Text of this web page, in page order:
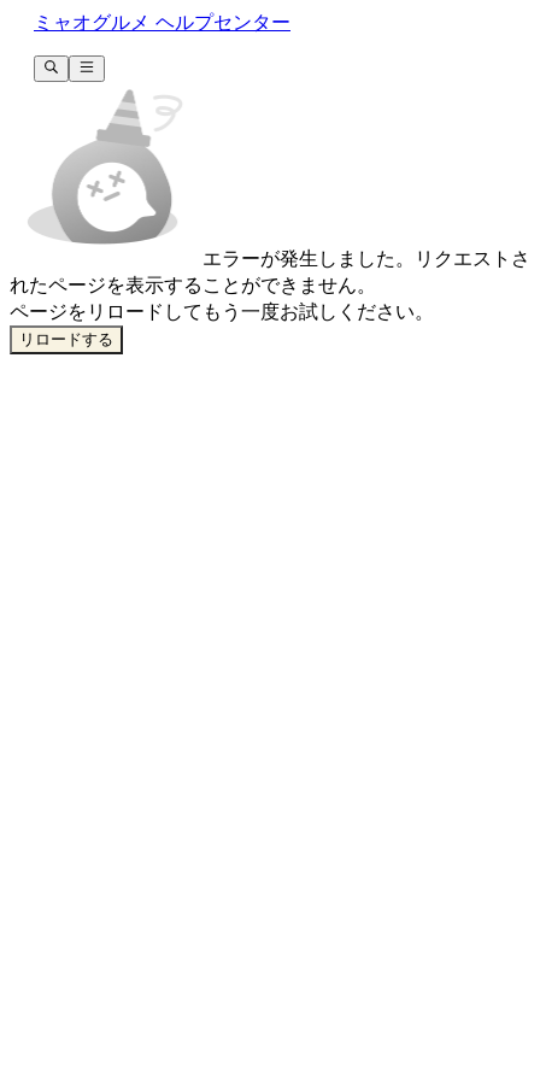
ミャオグルメ ヘルプセンター
エラーが発生しました。
リクエストさ
れたページを表示することができません。
ページをリロードしてもう一度お試しください。
リロードする